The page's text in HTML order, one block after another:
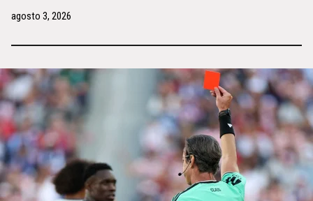
agosto 3, 2026